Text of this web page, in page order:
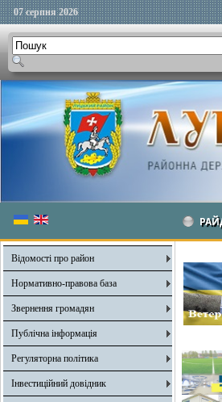
07 серпня 2026
Відомості про район
Нормативно-правова база
Звернення громадян
Публічна інформація
Регуляторна політика
Інвестиційний довідник